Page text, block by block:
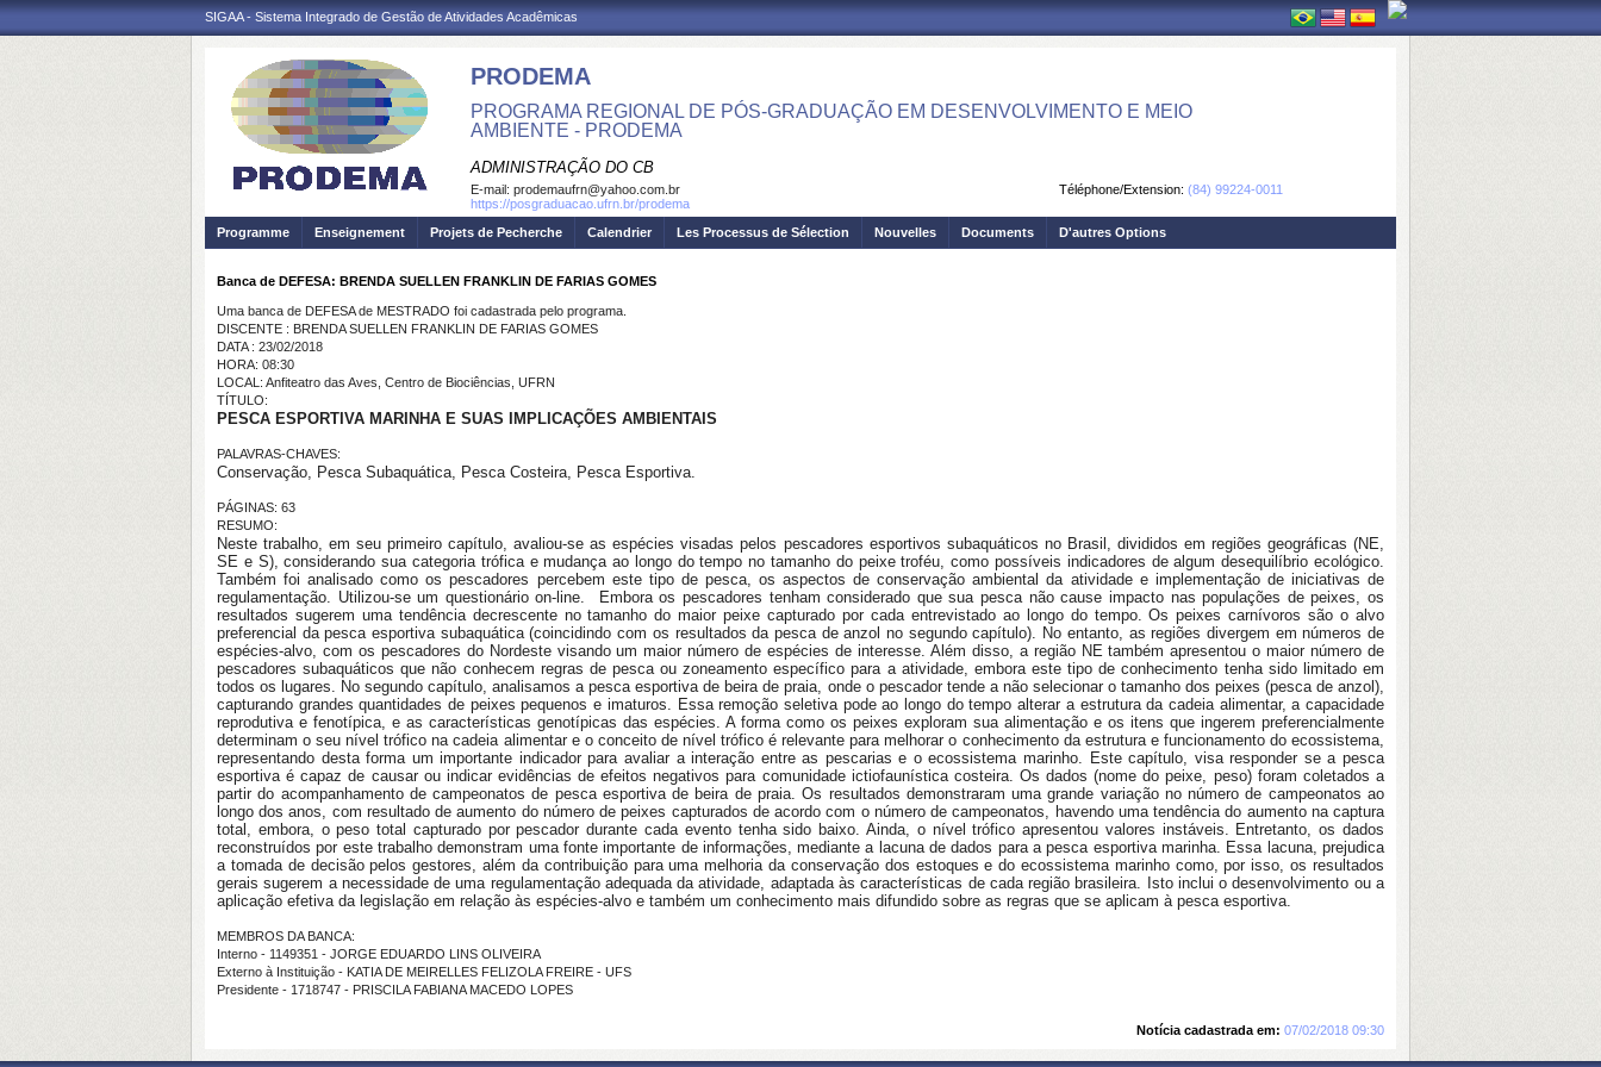
SIGAA - Sistema Integrado de Gestão de Atividades Acadêmicas
PRODEMA
PROGRAMA REGIONAL DE PÓS-GRADUAÇÃO EM DESENVOLVIMENTO E MEIO
AMBIENTE - PRODEMA
ADMINISTRAÇÃO DO CB
Téléphone/Extension: (84) 99224-0011
E-mail: prodemaufrn@yahoo.com.br
https://posgraduacao.ufrn.br/prodema
Programme
Enseignement Projets de Pecherche Calendrier Les Processus de Sélection Nouvelles Documents D'autres Options
Banca de DEFESA: BRENDA SUELLEN FRANKLIN DE FARIAS GOMES
Uma banca de DEFESA de MESTRADO foi cadastrada pelo programa.
DISCENTE : BRENDA SUELLEN FRANKLIN DE FARIAS GOMES
DATA : 23/02/2018
HORA: 08:30
LOCAL: Anfiteatro das Aves, Centro de Biociências, UFRN
TÍTULO:
PESCA ESPORTIVA MARINHA E SUAS IMPLICAÇÕES AMBIENTAIS
PALAVRAS-CHAVES:
Conservação, Pesca Subaquática, Pesca Costeira, Pesca Esportiva.
PÁGINAS: 63
RESUMO:
Neste trabalho, em seu primeiro capítulo, avaliou-se as espécies visadas pelos pescadores esportivos subaquáticos no Brasil, divididos em regiões geográficas (NE,
SE e S), considerando sua categoria trófica e mudança ao longo do tempo no tamanho do peixe troféu, como possíveis indicadores de algum desequilíbrio ecológico.
Também foi analisado como os pescadores percebem este tipo de pesca, os aspectos de conservação ambiental da atividade e implementação de iniciativas de
regulamentação. Utilizou-se um questionário on-line. Embora os pescadores tenham considerado que sua pesca não cause impacto nas populações de peixes, os
resultados sugerem uma tendência decrescente no tamanho do maior peixe capturado por cada entrevistado ao longo do tempo. Os peixes carnívoros são o alvo
preferencial da pesca esportiva subaquática (coincidindo com os resultados da pesca de anzol no segundo capítulo). No entanto, as regiões divergem em números de
espécies-alvo, com os pescadores do Nordeste visando um maior número de espécies de interesse. Além disso, a região NE também apresentou o maior número de
pescadores subaquáticos que não conhecem regras de pesca ou zoneamento específico para a atividade, embora este tipo de conhecimento tenha sido limitado em
todos os lugares. No segundo capítulo, analisamos a pesca esportiva de beira de praia, onde o pescador tende a não selecionar o tamanho dos peixes (pesca de anzol),
capturando grandes quantidades de peixes pequenos e imaturos. Essa remoção seletiva pode ao longo do tempo alterar a estrutura da cadeia alimentar, a capacidade
reprodutiva e fenotípica, e as características genotípicas das espécies. A forma como os peixes exploram sua alimentação e os itens que ingerem preferencialmente
determinam o seu nível trófico na cadeia alimentar e o conceito de nível trófico é relevante para melhorar o conhecimento da estrutura e funcionamento do ecossistema,
representando desta forma um importante indicador para avaliar a interação entre as pescarias e o ecossistema marinho. Este capítulo, visa responder se a pesca
esportiva é capaz de causar ou indicar evidências de efeitos negativos para comunidade ictiofaunística costeira. Os dados (nome do peixe, peso) foram coletados a
partir do acompanhamento de campeonatos de pesca esportiva de beira de praia. Os resultados demonstraram uma grande variação no número de campeonatos ao
longo dos anos, com resultado de aumento do número de peixes capturados de acordo com o número de campeonatos, havendo uma tendência do aumento na captura
total, embora, o peso total capturado por pescador durante cada evento tenha sido baixo. Ainda, o nível trófico apresentou valores instáveis. Entretanto, os dados
reconstruídos por este trabalho demonstram uma fonte importante de informações, mediante a lacuna de dados para a pesca esportiva marinha. Essa lacuna, prejudica
a tomada de decisão pelos gestores, além da contribuição para uma melhoria da conservação dos estoques e do ecossistema marinho como, por isso, os resultados
gerais sugerem a necessidade de uma regulamentação adequada da atividade, adaptada às características de cada região brasileira. Isto inclui o desenvolvimento ou a
aplicação efetiva da legislação em relação às espécies-alvo e também um conhecimento mais difundido sobre as regras que se aplicam à pesca esportiva.
MEMBROS DA BANCA:
Interno - 1149351 - JORGE EDUARDO LINS OLIVEIRA
Externo à Instituição - KATIA DE MEIRELLES FELIZOLA FREIRE - UFS
Presidente - 1718747 - PRISCILA FABIANA MACEDO LOPES
Notícia cadastrada em: 07/02/2018 09:30